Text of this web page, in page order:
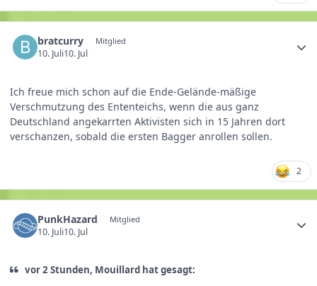
bratcurry Mitglied
10. Juli10. Jul
Ich freue mich schon auf die Ende-Gelände-mäßige
Verschmutzung des Ententeichs, wenn die aus ganz
Deutschland angekarrten Aktivisten sich in 15 Jahren dort
verschanzen, sobald die ersten Bagger anrollen sollen.
2
PunkHazard Mitglied
10. Juli10. Jul
vor 2 Stunden, Mouillard hat gesagt: